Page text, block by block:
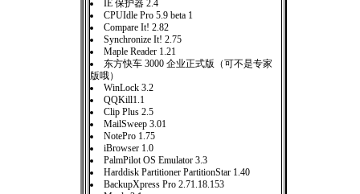
IE 保护器 2.4
CPUIdle Pro 5.9 beta 1
Compare It! 2.82
Synchronize It! 2.75
Maple Reader 1.21
东方快车 3000 企业正式版（可不是专家
版哦）
WinLock 3.2
QQKill1.1
Clip Plus 2.5
MailSweep 3.01
NotePro 1.75
iBrowser 1.0
PalmPilot OS Emulator 3.3
Harddisk Partitioner PartitionStar 1.40
BackupXpress Pro 2.71.18.153